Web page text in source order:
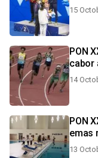
15
PON
cabor
14
PON XX Papua
emas
13